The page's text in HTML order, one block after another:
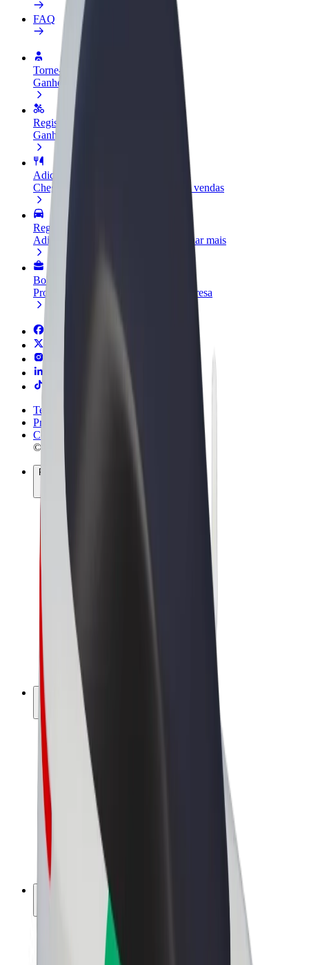
FAQ
Torne-se motorista
Ganhe dinheiro quando quiser
Registe a sua frota de estafetas
Ganhe dinheiro a entregar refeições
Adicione um restaurante ou loja
Chegue a mais clientes e aumente as vendas
Registe-se como gestor de frota
Adicione a sua frota à Bolt para ganhar mais
Bolt for Business
Produtos da Bolt ajustados à sua empresa
Termos & Condições
Privacidade
Cookies
© 2026 Bolt Technology OÜ
Produtos
Viagens
Trotinetes
Bolt Market
Bolt Food
Bolt Drive
Bolt for Business
Bicicletas
Bolt Plus
Ganhe com a Bolt
Motoristas
Ganhos de motorista
Estafetas
Ganhos de estafeta
Comerciantes Bolt Food
Franchises
Sobre a Bolt